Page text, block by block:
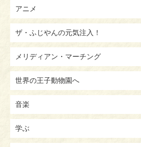
アニメ
ザ・ふじやんの元気注入！
メリディアン・マーチング
世界の王子動物園へ
音楽
学ぶ